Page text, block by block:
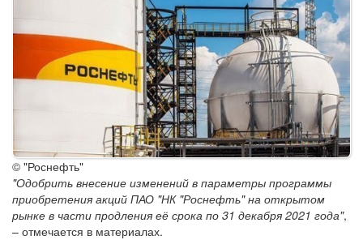
© "Роснефть"
"Одобрить внесение изменений в параметры программы
приобретения акций ПАО "НК "Роснефть" на открытом
рынке в части продления её срока по 31 декабря 2021 года",
– отмечается в материалах.